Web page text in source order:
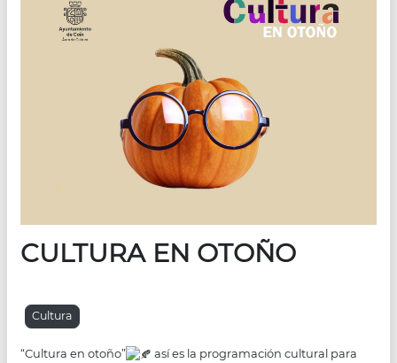
CULTURA EN OTOÑO
Cultura
“Cultura en otoño”
así es la programación cultural para